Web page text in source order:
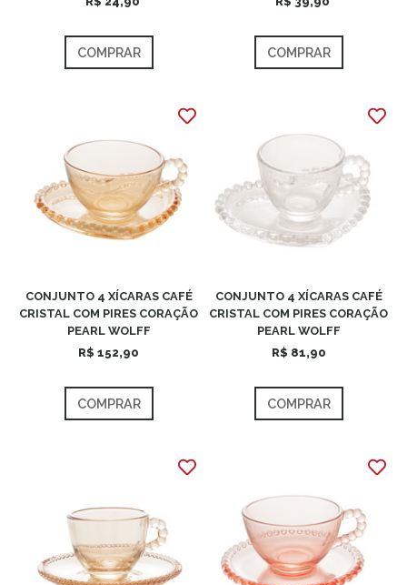
COMPRAR COMPRAR
CONJUNTO 4 XÍCARAS CAFÉ
CRISTAL COM PIRES CORAÇÃO
PEARL WOLFF
R$ 152,90
COMPRAR
CONJUNTO 4 XÍCARAS CAFÉ
CRISTAL COM PIRES CORAÇÃO
PEARL WOLFF
R$ 81,90
COMPRAR